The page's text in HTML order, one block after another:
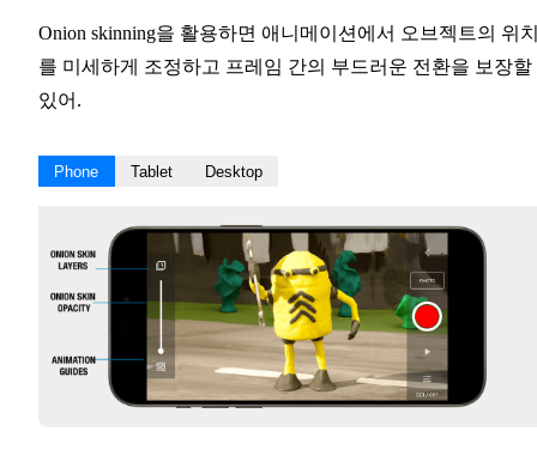
Onion skinning을 활용하면 애니메이션에서 오브젝트의 위
를 미세하게 조정하고 프레임 간의 부드러운 전환을 보장할
있어.
Phone Tablet Desktop